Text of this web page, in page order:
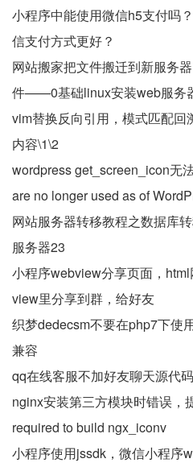
小程序中能使用微信h5支付吗
信支付方式更好？
网站搬家把文件搬迁到新服务
件——0基础linux安装web服务
vim替换反向引用，模式匹配
内容\1\2
wordpress get_screen_icon无
are no longer used as of
网站服务器转移教程之数据
服务器23
小程序webview分享页面，
view里分享到群，给好友
织梦dedecsm不要在php7下使
兼容
qq在线客服不加好友聊天源代
nginx安装第三方模块时错误，
required to build ngx_iconv
小程序使用jssdk，微信小程序